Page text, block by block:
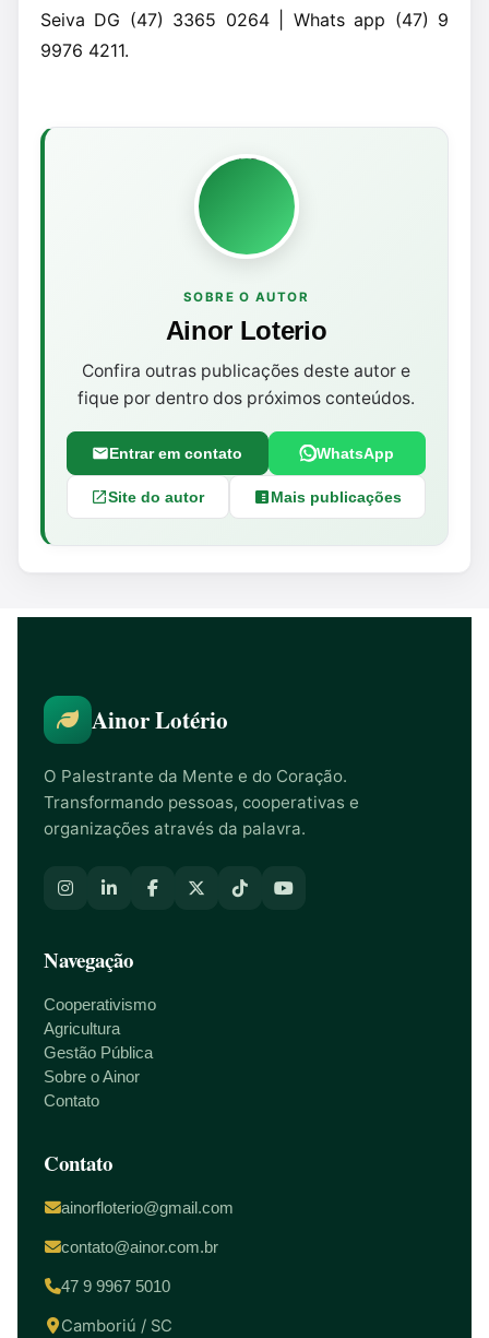
Seiva DG (47) 3365 0264 | Whats app (47) 9
9976 4211.
SOBRE O AUTOR
Ainor Loterio
Confira outras publicações deste autor e
fique por dentro dos próximos conteúdos.
Entrar em contato WhatsApp
Site do autor Mais publicações
Ainor Lotério
O Palestrante da Mente e do Coração.
Transformando pessoas, cooperativas e
organizações através da palavra.
Navegação
Cooperativismo
Agricultura
Gestão Pública
Sobre o Ainor
Contato
Contato
ainorfloterio@gmail.com
contato@ainor.com.br
47 9 9967 5010
Camboriú / SC